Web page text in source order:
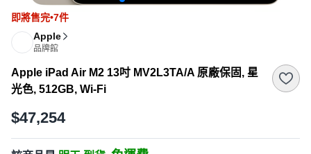
即將售完•7件
Apple
品牌館
Apple iPad Air M2 13吋 MV2L3TA/A 原廠保固, 星
光色, 512GB, Wi-Fi
$47,254